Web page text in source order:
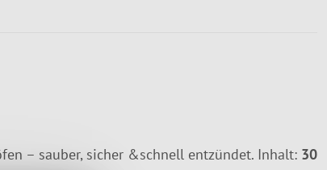
– sauber, sicher &schnell entzündet. Inhalt: 30